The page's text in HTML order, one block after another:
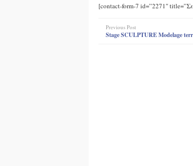
[contact-form-7 id=”2271″
Previous Post
Stage SCULPTURE Modelage